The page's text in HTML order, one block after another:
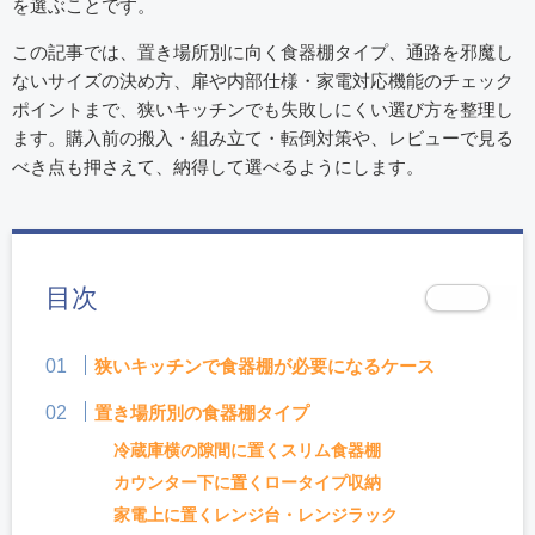
を選ぶことです。
この記事では、置き場所別に向く食器棚タイプ、通路を邪魔し
ないサイズの決め方、扉や内部仕様・家電対応機能のチェック
ポイントまで、狭いキッチンでも失敗しにくい選び方を整理し
ます。購入前の搬入・組み立て・転倒対策や、レビューで見る
べき点も押さえて、納得して選べるようにします。
目次
狭いキッチンで食器棚が必要になるケース
置き場所別の食器棚タイプ
冷蔵庫横の隙間に置くスリム食器棚
カウンター下に置くロータイプ収納
家電上に置くレンジ台・レンジラック